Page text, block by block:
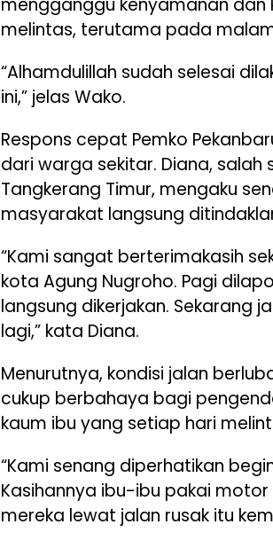
mengganggu kenyamanan
melintas, terutama pada
“Alhamdulillah sudah selesai
ini,” jelas Wako.
Respons cepat Pemko
dari warga sekitar. Diana, salah
Tangkerang Timur, mengaku
masyarakat langsung
“Kami sangat berterimakasih
kota Agung Nugroho. Pagi
langsung dikerjakan. Sekarang
lagi,” kata Diana.
Menurutnya, kondisi jalan
cukup berbahaya bagi
kaum ibu yang setiap hari
“Kami senang diperhatikan
Kasihannya ibu-ibu pakai motor
mereka lewat jalan rusak itu